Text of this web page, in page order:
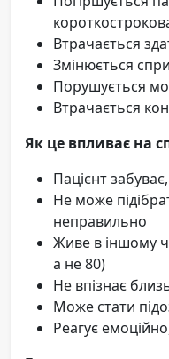
Втрачається
Змінюється
Порушується
Втрачається
Як це впливає на
Пацієнт
Не може
неправильно
Живе в іншому
а не 80)
Не впізнає
Може стати
Реагує